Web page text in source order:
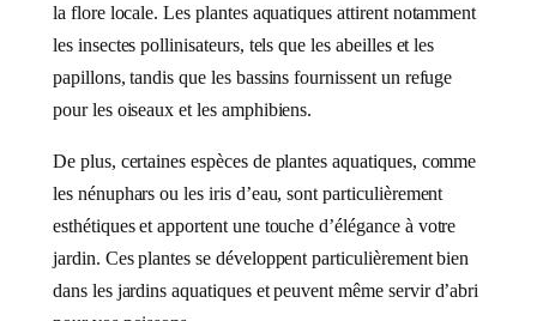
la flore locale. Les plantes aquatiques attirent notamment
les insectes pollinisateurs, tels que les abeilles et les
papillons, tandis que les bassins fournissent un refuge
pour les oiseaux et les amphibiens.
De plus, certaines espèces de plantes aquatiques, comme
les nénuphars ou les iris d’eau, sont particulièrement
esthétiques et apportent une touche d’élégance à votre
jardin. Ces plantes se développent particulièrement bien
dans les jardins aquatiques et peuvent même servir d’abri